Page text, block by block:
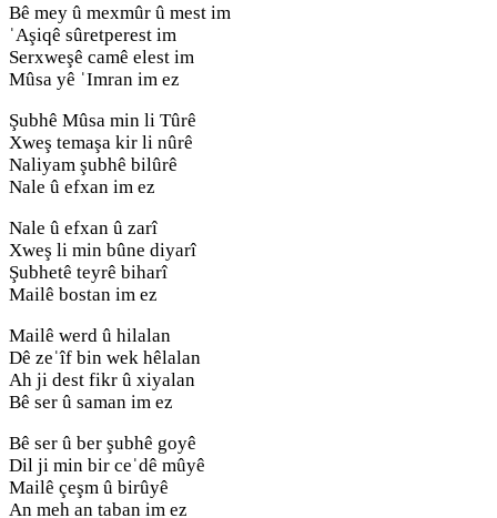
Bê mey û mexmûr û mest im
ˈAşiqê sûretperest im
Serxweşê camê elest im
Mûsa yê ˈImran im ez
Şubhê Mûsa min li Tûrê
Xweş temaşa kir li nûrê
Naliyam şubhê bilûrê
Nale û efxan im ez
Nale û efxan û zarî
Xweş li min bûne diyarî
Şubhetê teyrê biharî
Mailê bostan im ez
Mailê werd û hilalan
Dê zeˈîf bin wek hêlalan
Ah ji dest fikr û xiyalan
Bê ser û saman im ez
Bê ser û ber şubhê goyê
Dil ji min bir ceˈdê mûyê
Mailê çeşm û birûyê
An meh an taban im ez